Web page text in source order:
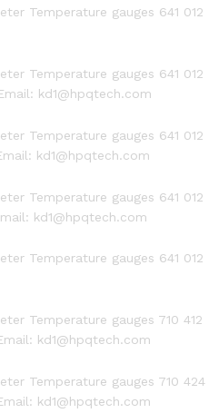
Temperature gauges 641 012
Temperature gauges 641 012
kd1@hpqtech.com
Temperature gauges 641 012
kd1@hpqtech.com
Temperature gauges 641 012
kd1@hpqtech.com
Temperature gauges 641 012
Temperature gauges 710 412
kd1@hpqtech.com
Temperature gauges 710 424
kd1@hpqtech.com